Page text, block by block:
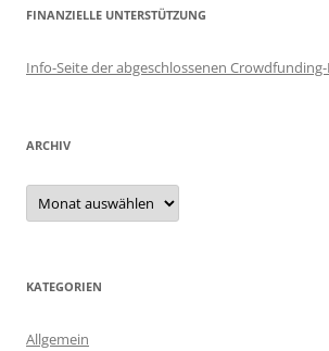
FINANZIELLE UNTERSTÜTZUNG
Info-Seite der abgeschlossenen
ARCHIV
Archiv
KATEGORIEN
Allgemein